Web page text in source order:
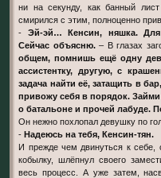
ни на секунду, как банный
смирился с этим, полноценно
- Эй-эй… Кенсин, няшка. Для
Сейчас объясню.– В глазах
общем, помнишь ещё одну
ассистентку, другую, с
задача найти её, затащить в
привожу себя в порядок.
о батальоне и прочей лабуде.
Он нежно похлопал девушку по
- Надеюсь на тебя, Кенсин-тян.
И прежде чем двинуться к себе,
кобылку, шлёпнул своего
весь процесс. А уже затем,